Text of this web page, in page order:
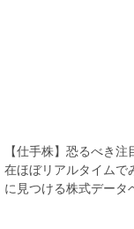
【仕手株】恐るべき
在ほぼリアルタイムで
に見つける株式データ